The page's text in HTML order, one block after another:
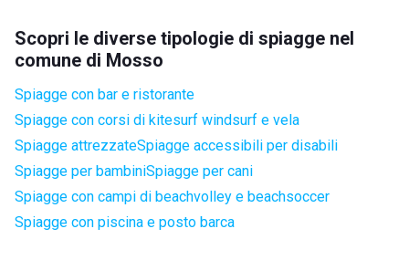
Scopri le diverse tipologie di spiagge nel
comune di Mosso
Spiagge con bar e ristorante
Spiagge con corsi di kitesurf windsurf e vela
Spiagge attrezzateSpiagge accessibili per disabili
Spiagge per bambiniSpiagge per cani
Spiagge con campi di beachvolley e beachsoccer
Spiagge con piscina e posto barca